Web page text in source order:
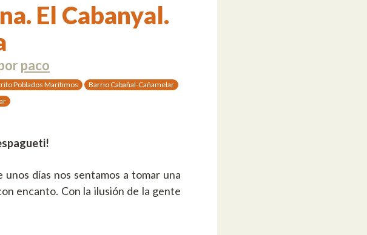
El Cabanyal.
paco
Poblados Marítimos
Barrio Cabañal-Cañamelar
días nos sentamos a tomar una
encanto. Con la ilusión de la gente